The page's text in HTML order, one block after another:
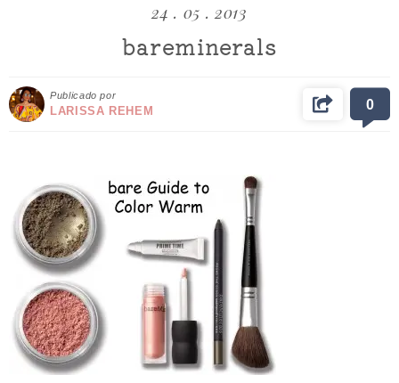
24 . 05 . 2013
bareminerals
Publicado por
LARISSA REHEM 0